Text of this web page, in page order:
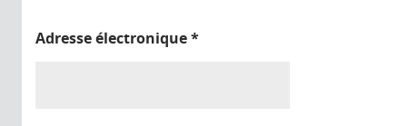
Adresse électronique*